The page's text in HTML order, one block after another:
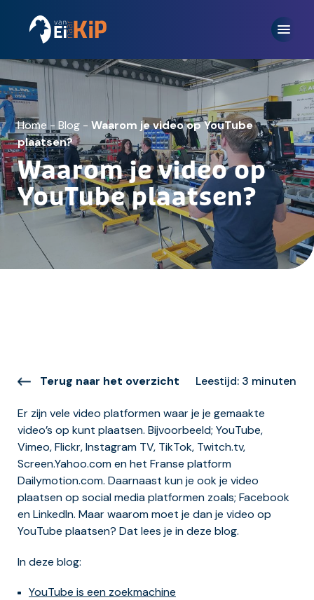
Home -Blog - Waarom je video op YouTube
plaatsen?
Waarom je video op
YouTube plaatsen?
Terug naar het overzicht Leestijd: 3 minuten
Er zijn vele video platformen waar je je gemaakte
video’s op kunt plaatsen. Bijvoorbeeld; YouTube,
Vimeo, Flickr, Instagram TV, TikTok, Twitch.tv,
Screen.Yahoo.com en het Franse platform
Dailymotion.com. Daarnaast kun je ook je video
plaatsen op social media platformen zoals; Facebook
en LinkedIn. Maar waarom moet je dan je video op
YouTube plaatsen? Dat lees je in deze blog.
In deze blog:
YouTube is een zoekmachine